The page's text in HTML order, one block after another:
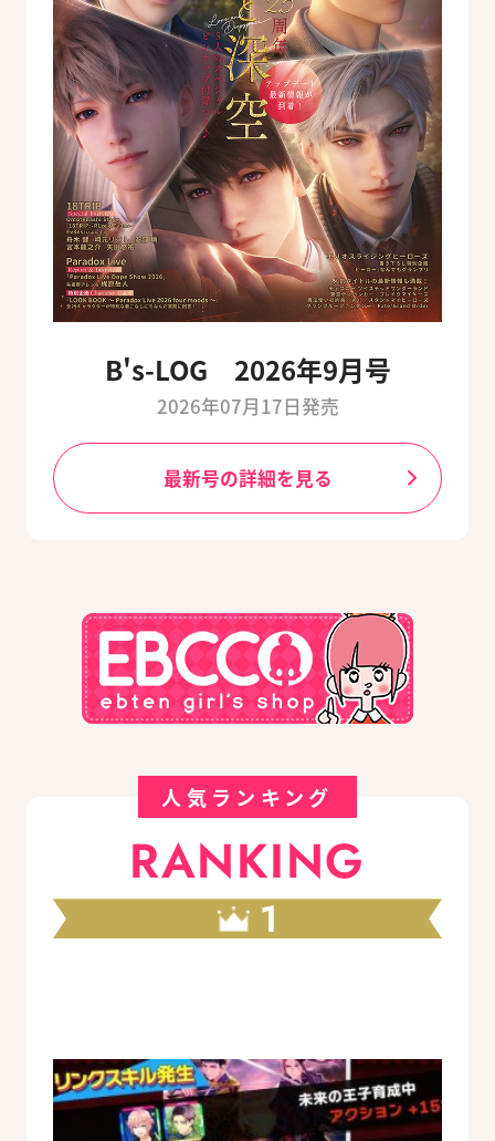
B's-LOG 2026年9月号
2026年07月17日発売
最新号の詳細を見る
人気ランキング
RANKING
1